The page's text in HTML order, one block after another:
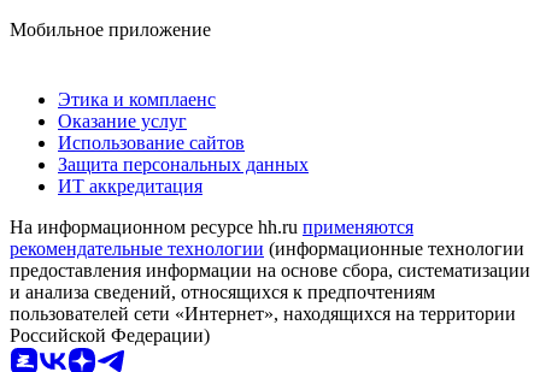
Мобильное приложение
Этика и комплаенс
Оказание услуг
Использование сайтов
Защита персональных данных
ИТ аккредитация
На информационном ресурсе hh.ru применяются
рекомендательные технологии (информационные технологии
предоставления информации на основе сбора, систематизации
и анализа сведений, относящихся к предпочтениям
пользователей сети «Интернет», находящихся на территории
Российской Федерации)